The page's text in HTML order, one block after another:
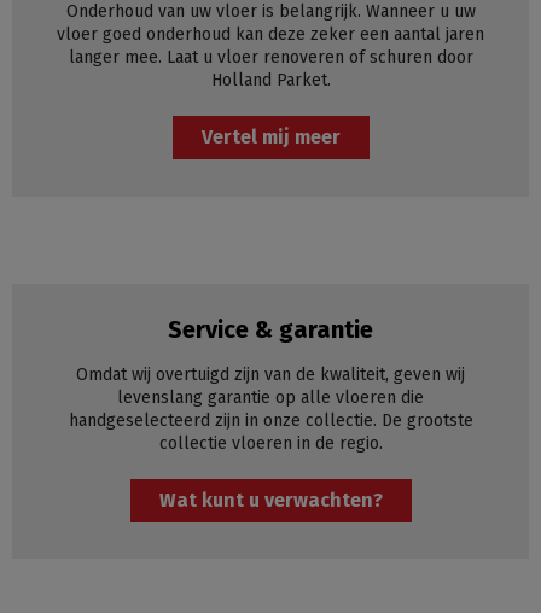
Onderhoud van uw vloer is belangrijk. Wanneer u uw
vloer goed onderhoud kan deze zeker een aantal jaren
langer mee. Laat u vloer renoveren of schuren door
Holland Parket.
Vertel mij meer
Service & garantie
Omdat wij overtuigd zijn van de kwaliteit, geven wij
levenslang garantie op alle vloeren die
handgeselecteerd zijn in onze collectie. De grootste
collectie vloeren in de regio.
Wat kunt u verwachten?